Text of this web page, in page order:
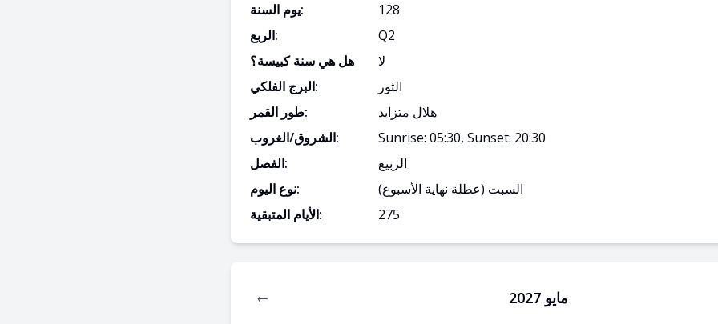
يوم السنة:
128
الربع:
Q2
هل هي سنة كبيسة؟
لا
البرج الفلكي:
الثور
طور القمر:
هلال متزايد
الشروق/الغروب:
Sunrise: 05:30, Sunset: 20:30
الفصل:
الربيع
نوع اليوم:
السبت (عطلة نهاية الأسبوع)
الأيام المتبقية:
275
← مايو 2027